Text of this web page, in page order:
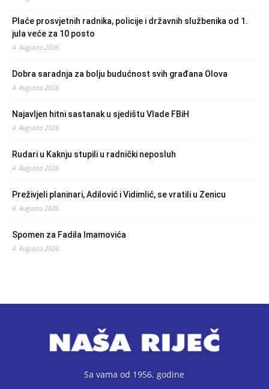
Plaće prosvjetnih radnika, policije i državnih službenika od 1.
jula veće za 10 posto
4. Augusta 2026.
Dobra saradnja za bolju budućnost svih građana Olova
4. Augusta 2026.
Najavljen hitni sastanak u sjedištu Vlade FBiH
4. Augusta 2026.
Rudari u Kaknju stupili u radnički neposluh
4. Augusta 2026.
Preživjeli planinari, Adilović i Vidimlić, se vratili u Zenicu
4. Augusta 2026.
Spomen za Fadila Imamovića
4. Augusta 2026.
Sa vama od 1956. godine